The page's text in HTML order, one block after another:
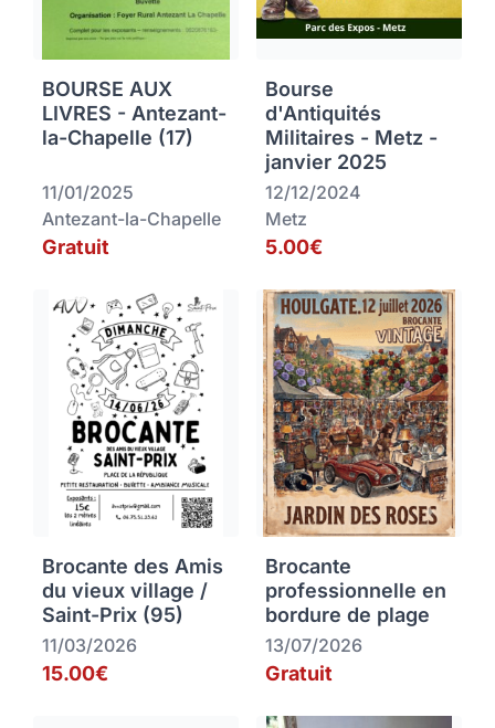
BOURSE AUX
LIVRES - Antezant-
la-Chapelle (17)
11/01/2025
Antezant-la-Chapelle
Gratuit
Bourse
d'Antiquités
Militaires - Metz -
janvier 2025
12/12/2024
Metz
5.00€
Brocante des Amis
du vieux village /
Saint-Prix (95)
11/03/2026
15.00€
Brocante
professionnelle en
bordure de plage
13/07/2026
Gratuit